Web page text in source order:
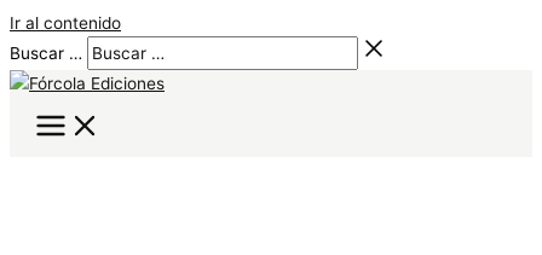
Ir al contenido
Buscar …